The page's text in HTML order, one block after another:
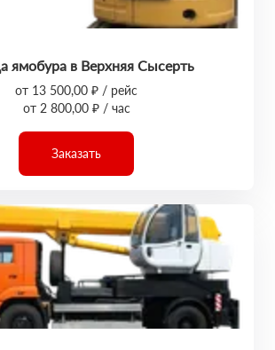
ямобура в Верхняя Сысерть
от 13 500,00 ₽ / рейс
от 2 800,00 ₽ / час
Заказать